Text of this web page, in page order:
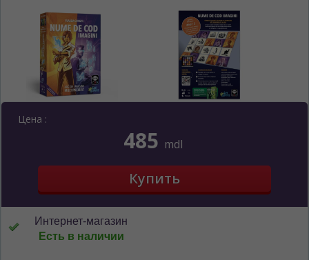
Цена :
485 mdl
Интернет-магазин
Есть в наличии